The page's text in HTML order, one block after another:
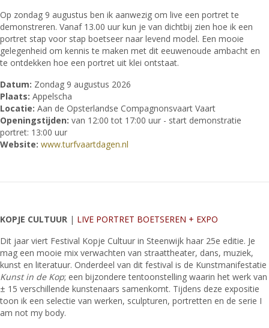
Op zondag 9 augustus ben ik aanwezig om live een portret te
demonstreren. Vanaf 13.00 uur kun je van dichtbij zien hoe ik een
portret stap voor stap boetseer naar levend model. Een mooie
gelegenheid om kennis te maken met dit eeuwenoude ambacht en
te ontdekken hoe een portret uit klei ontstaat.
Datum: Zondag 9 augustus 2026
Plaats: Appelscha
Locatie: Aan de Opsterlandse Compagnonsvaart Vaart
Openingstijden: van 12:00 tot 17:00 uur - start demonstratie
portret: 13:00 uur
Website: www.turfvaartdagen.nl
KOPJE CULTUUR | LIVE PORTRET BOETSEREN + EXPO
Dit jaar viert Festival Kopje Cultuur in Steenwijk haar 25e editie. Je
mag een mooie mix verwachten van straattheater, dans, muziek,
kunst en literatuur. Onderdeel van dit festival is de Kunstmanifestatie
Kunst in de Kop; een bijzondere tentoonstelling waarin het werk van
± 15 verschillende kunstenaars samenkomt. Tijdens deze expositie
toon ik een selectie van werken, sculpturen, portretten en de serie I
am not my body.